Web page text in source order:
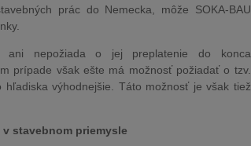
prác do Nemecka, môže SOKA-BAU
ani nepožiada o jej preplatenie do konca
prípade však ešte má možnosť požiadať o tzv.
výhodnejšie. Táto možnosť je však tiež
stavebnom priemysle